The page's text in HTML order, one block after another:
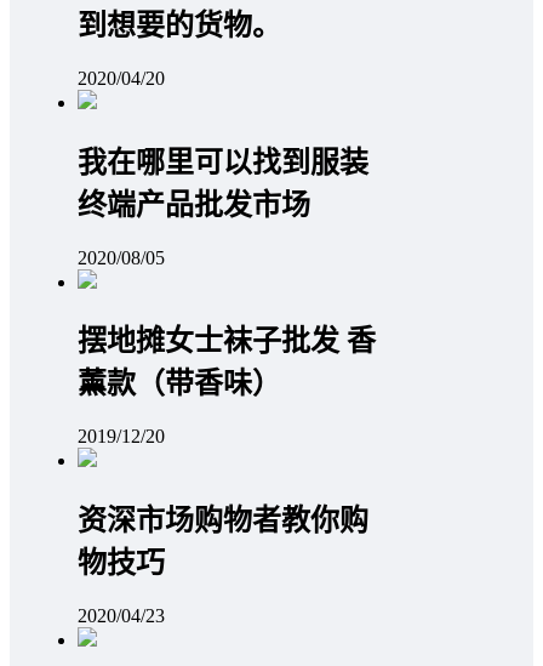
到想要的货物。
2020/04/20
我在哪里可以找到服装
终端产品批发市场
2020/08/05
摆地摊女士袜子批发 香
薰款（带香味）
2019/12/20
资深市场购物者教你购
物技巧
2020/04/23